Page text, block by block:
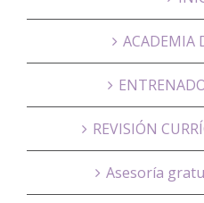
ACADEMIA
REVISIÓN
Asesoría